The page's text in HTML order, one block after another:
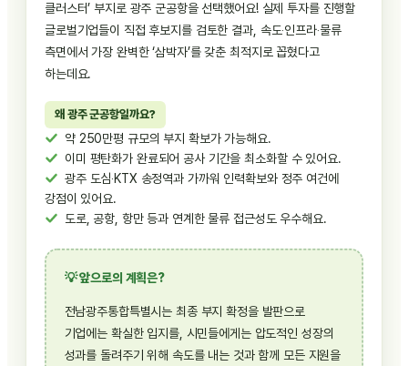
클러스터’ 부지로 광주 군공항을 선택했어요! 실제 투자를 진행할
글로벌기업들이 직접 후보지를 검토한 결과, 속도‧인프라‧물류
측면에서 가장 완벽한 ‘삼박자’를 갖춘 최적지로 꼽혔다고
하는데요.
왜 광주 군공항일까요?
약 250만평 규모의 부지 확보가 가능해요.
이미 평탄화가 완료되어 공사 기간을 최소화할 수 있어요.
광주 도심‧KTX 송정역과 가까워 인력확보와 정주 여건에
강점이 있어요.
도로, 공항, 항만 등과 연계한 물류 접근성도 우수해요.
💡 앞으로의 계획은?
전남광주통합특별시는 최종 부지 확정을 발판으로
기업에는 확실한 입지를, 시민들에게는 압도적인 성장의
성과를 돌려주기 위해 속도를 내는 것과 함께 모든 지원을